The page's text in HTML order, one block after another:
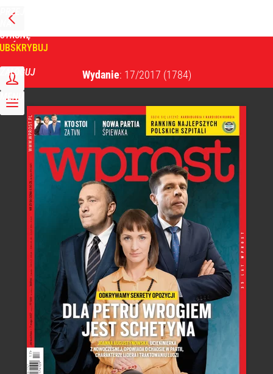
PRZEJDŹ
NA
STRONĘ
GŁÓWNĄ
ZALOGUJ
MENU
Wydanie: 17/2017 (1784)